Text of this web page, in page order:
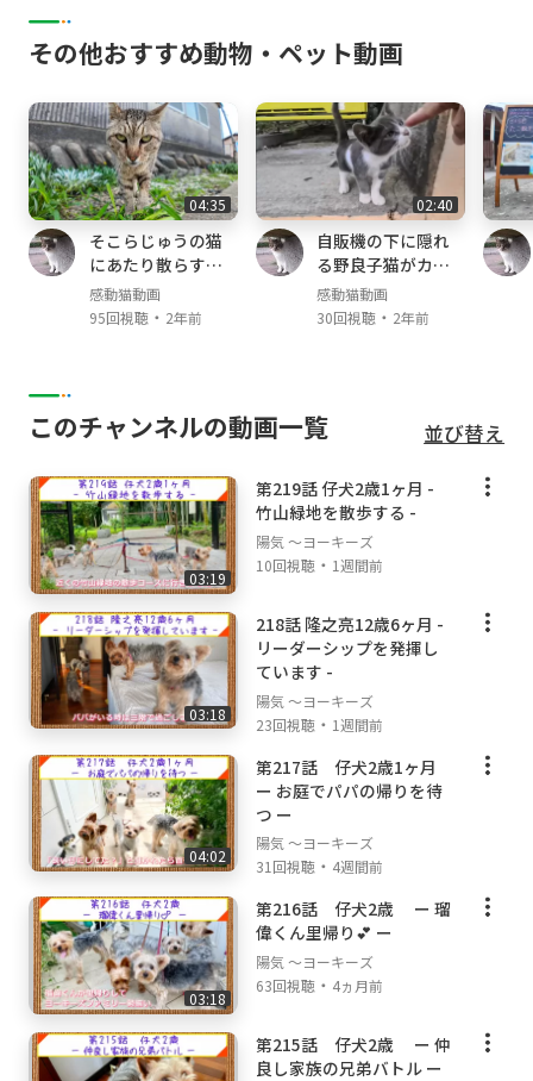
その他おすすめ動物・ペット動画
04:35
そこらじゅうの猫
にあたり散らすヤ
クザ猫
感動猫動画
95回視聴・ 2年前
02:40
自販機の下に隠れ
る野良子猫がカワ
イイ
感動猫動画
30回視聴・ 2年前
このチャンネルの動画一覧 並び替え
03:19
第219話 仔犬2歳1ヶ月 -
竹山緑地を散歩する -
陽気 ～ヨーキーズ
10回視聴 ・ 1週間前
03:18
218話 隆之亮12歳6ヶ月 -
リーダーシップを発揮し
ています -
陽気 ～ヨーキーズ
23回視聴 ・ 1週間前
04:02
第217話 仔犬2歳1ヶ月
ー お庭でパパの帰りを待
つ ー
陽気 ～ヨーキーズ
31回視聴 ・ 4週間前
03:18
第216話 仔犬2歳 ー 瑠
偉くん里帰り💕 ー
陽気 ～ヨーキーズ
63回視聴 ・ 4ヵ月前
第215話 仔犬2歳 ー 仲
良し家族の兄弟バトル ー